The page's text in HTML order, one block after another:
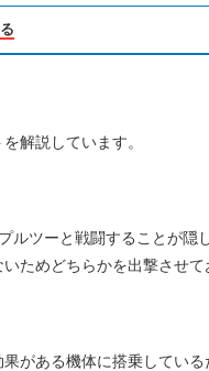
解説しています。
ルツーと戦闘することが隠
ためどちらかを出撃させて
がある機体に搭乗している